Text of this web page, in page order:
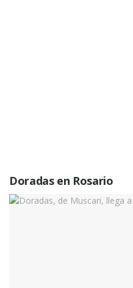
Doradas en Rosario